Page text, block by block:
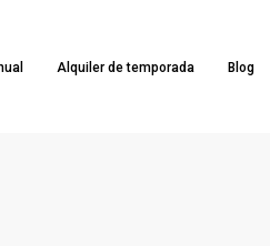
Alquiler de temporada Blog